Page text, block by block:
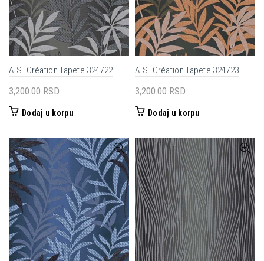
A.S. Création Tapete 324722
3,200.00 RSD
Dodaj u korpu
A.S. Création Tapete 324723
3,200.00 RSD
Dodaj u korpu